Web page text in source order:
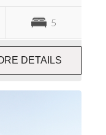
5
DETAILS